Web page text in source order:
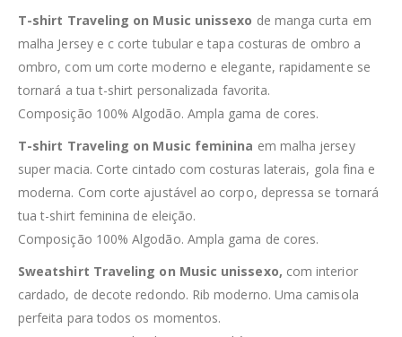
T-shirt Traveling on Music unissexo de manga curta em
malha Jersey e c corte tubular e tapa costuras de ombro a
ombro, com um corte moderno e elegante, rapidamente se
tornará a tua t-shirt personalizada favorita.
Composição 100% Algodão. Ampla gama de cores.
T-shirt Traveling on Music feminina em malha jersey
super macia. Corte cintado com costuras laterais, gola fina e
moderna. Com corte ajustável ao corpo, depressa se tornará
tua t-shirt feminina de eleição.
Composição 100% Algodão. Ampla gama de cores.
Sweatshirt Traveling on Music unissexo, com interior
cardado, de decote redondo. Rib moderno. Uma camisola
perfeita para todos os momentos.